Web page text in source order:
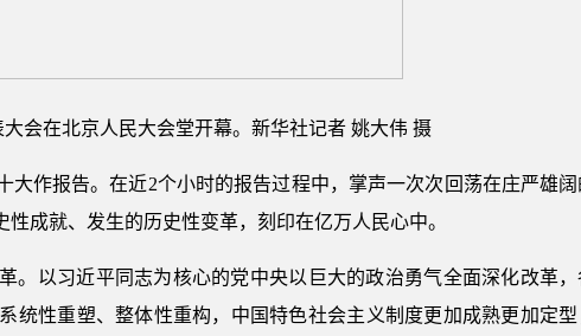
会在北京人民大会堂开幕。新华社记者 姚大伟 摄
作报告。在近2个小时的报告过程中，掌声一次次回荡在庄严雄阔
成就、发生的历史性变革，刻印在亿万人民心中。
。以习近平同志为核心的党中央以巨大的政治勇气全面深化改革，
性重塑、整体性重构，中国特色社会主义制度更加成熟更加定型